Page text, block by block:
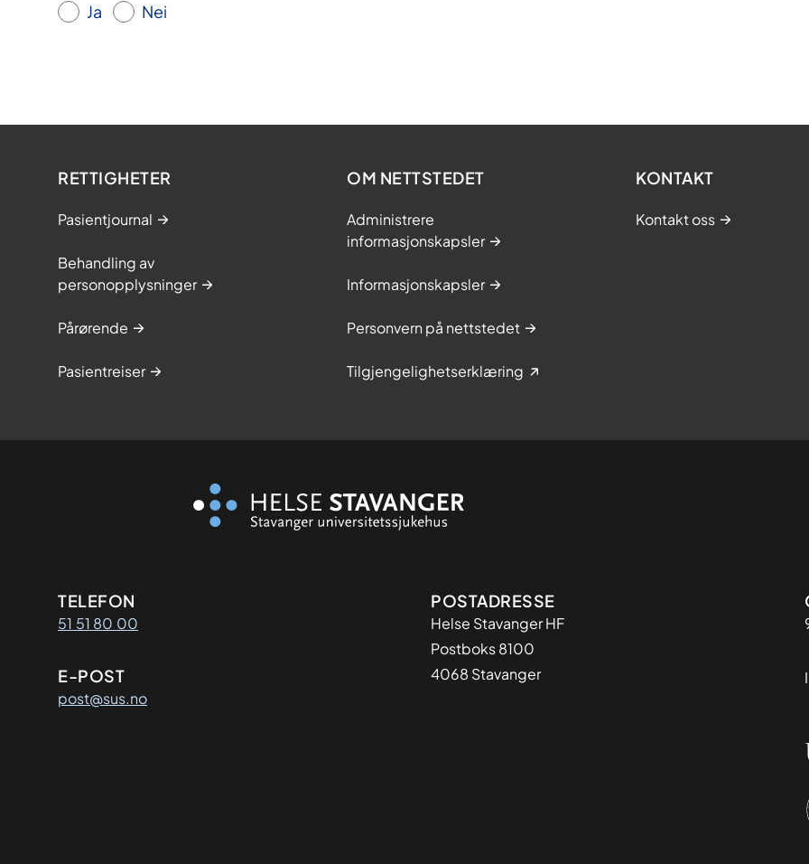
Ja Nei
RETTIGHETER
Pasientjournal
Behandling av
personopplysninger
Pårørende
Pasientreiser
OM NETTSTEDET
Administrere
informasjonskapsler
Informasjonskapsler
Personvern på nettstedet
Tilgjengelighetserklæring
KONTAKT
Kontakt oss
Kontaktinformasjon
TELEFON
51 51 80 00
E-POST
post@sus.no
Adresse
POSTADRESSE
Helse Stavanger HF
Postboks 8100
4068 Stavanger